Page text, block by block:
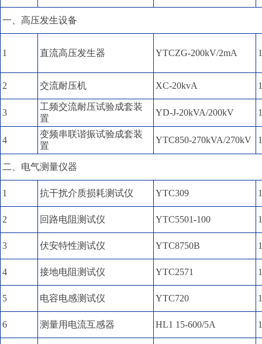
一、高压发生设备
1 直流高压发生器 YTCZG-200kV/2mA
2 交流耐压机 XC-20kvA
3
工频交流耐压试验成套装
置
YD-J-20kVA/200kV
4
变频串联谐振试验成套装
置
YTC850-270kVA/270kV
二、电气测量仪器
1 抗干扰介质损耗测试仪 YTC309
2 回路电阻测试仪 YTC5501-100
3 伏安特性测试仪 YTC8750B
4 接地电阻测试仪 YTC2571
5 电容电感测试仪 YTC720
6 测量用电流互感器 HL1 15-600/5A